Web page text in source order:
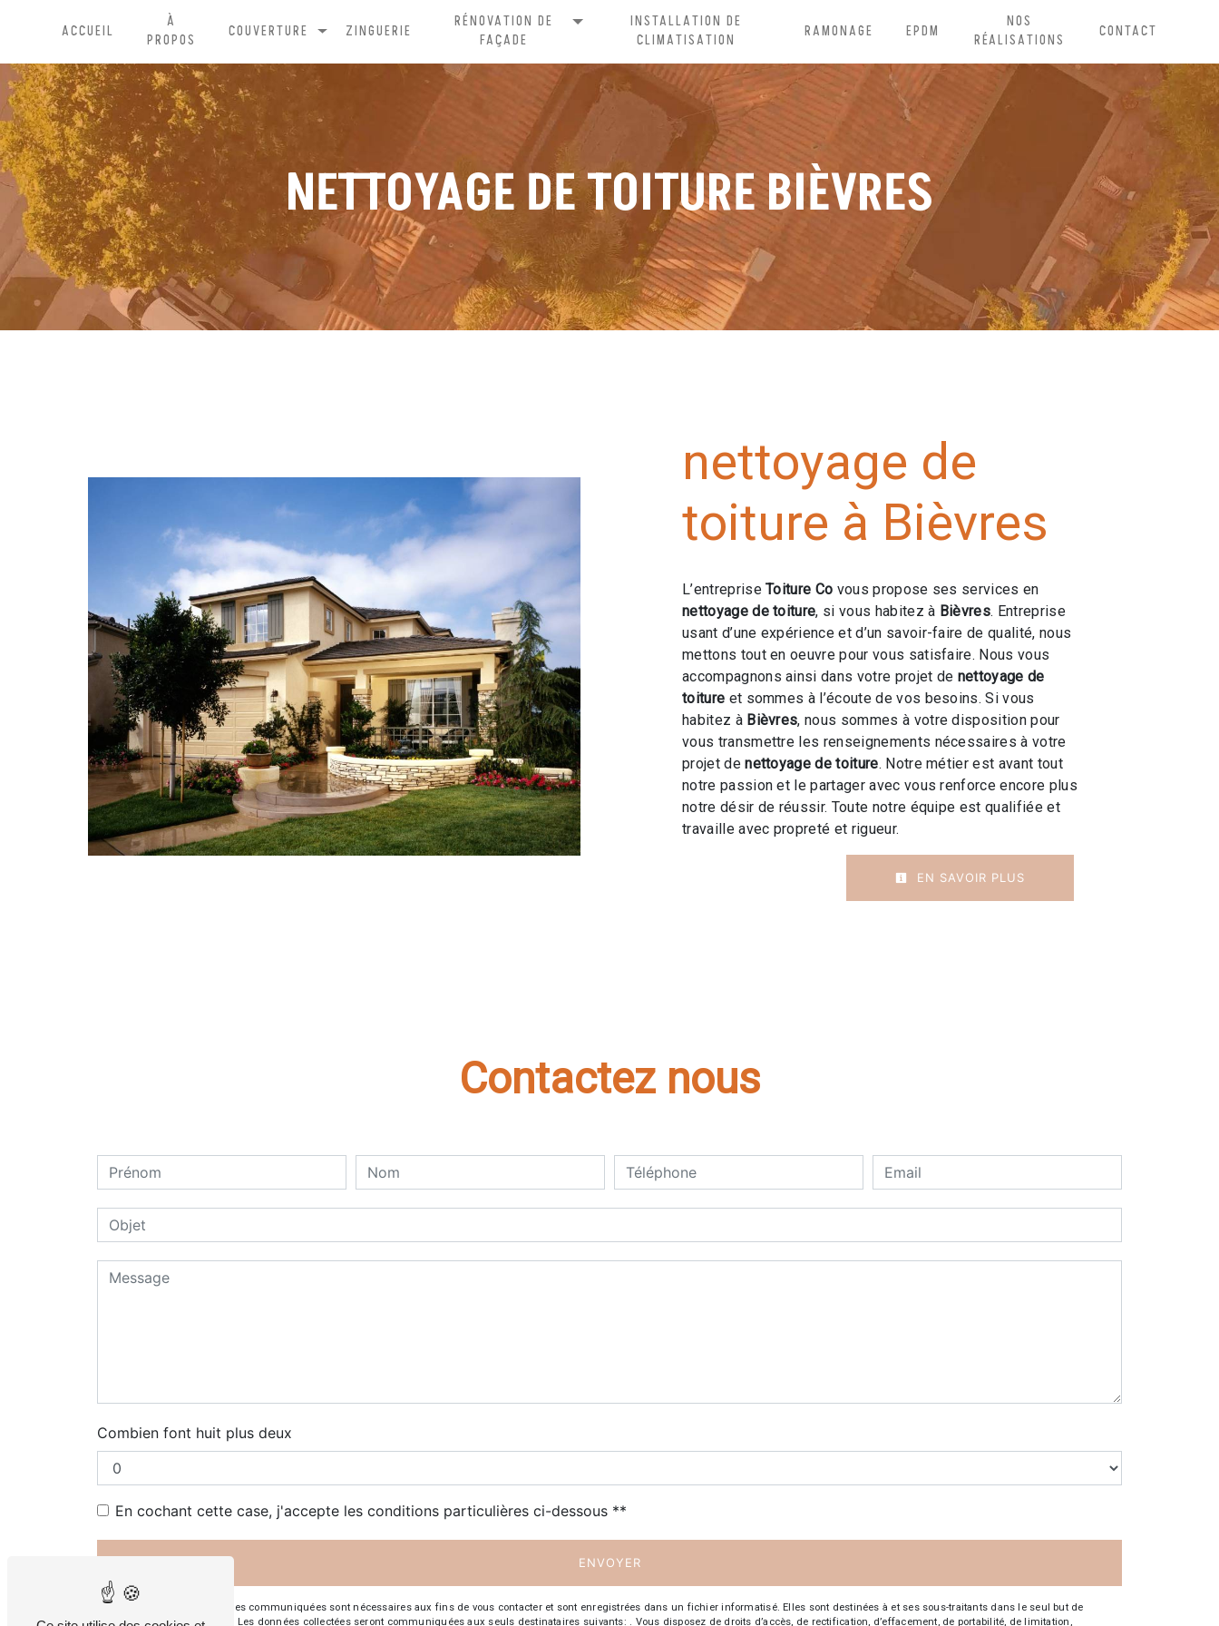
ACCUEIL
À
PROPOS
COUVERTURE ZINGUERIE
RÉNOVATION DE
FAÇADE
INSTALLATION DE
CLIMATISATION
RAMONAGE EPDM
NOS
RÉALISATIONS
CONTACT
NETTOYAGE DE TOITURE BIÈVRES
nettoyage de
toiture à Bièvres
L’entrepriseToiture Co vous propose ses services en
nettoyage de toiture, si vous habitez à Bièvres. Entreprise
usant d’une expérience et d’un savoir-faire de qualité, nous
mettons tout en oeuvre pour vous satisfaire. Nous vous
accompagnons ainsi dans votre projet de nettoyage de
toiture et sommes à l’écoute de vos besoins. Si vous
habitez à Bièvres, nous sommes à votre disposition pour
vous transmettre les renseignements nécessaires à votre
projet denettoyage de toiture. Notre métier est avant tout
notre passion et le partager avec vous renforce encore plus
notre désir de réussir. Toute notre équipe est qualifiée et
travaille avec propreté et rigueur.
EN SAVOIR PLUS
Contactez nous
Combien font huit plus deux
En cochant cette case, j'accepte les conditions particulières ci-dessous **
ENVOYER
** Les données personnelles communiquées sont nécessaires aux fins de vous contacter et sont enregistrées dans un fichier informatisé. Elles sont destinées à et ses sous-traitants dans le seul but de
répondre à votre message. Les données collectées seront communiquées aux seuls destinataires suivants: . Vous disposez de droits d’accès, de rectification, d’effacement, de portabilité, de limitation,
Panneau de gestion des cookies